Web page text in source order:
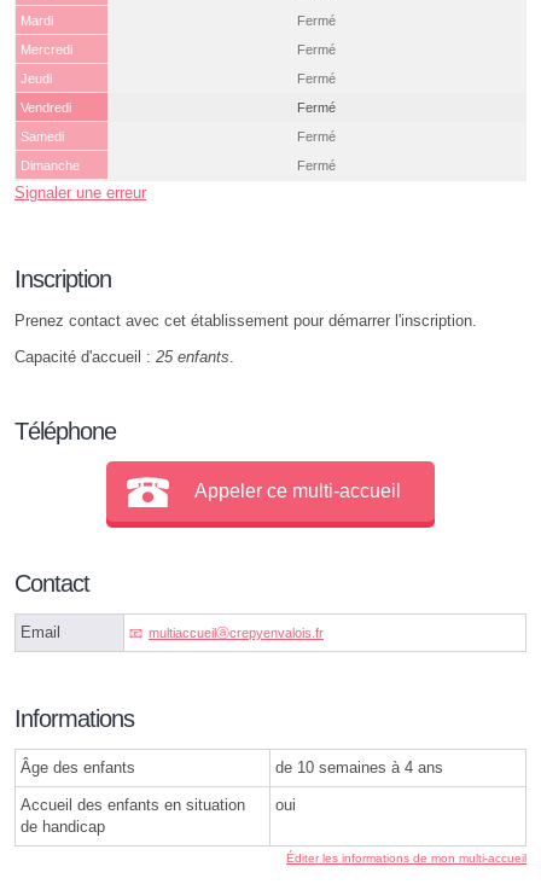
Mardi
Fermé
Mercredi
Fermé
Jeudi
Fermé
Vendredi
Fermé
Samedi
Fermé
Dimanche
Fermé
Signaler une erreur
Inscription
Prenez contact avec cet établissement pour démarrer l'inscription.
Capacité d'accueil : 25 enfants
Téléphone
Appeler ce multi-accueil
Contact
Email multiaccueilⓐcrepyenvalois.fr
Informations
Âge des enfants de 10 semaines à 4 ans
Accueil des enfants en situation
de handicap
oui
Éditer les informations de mon multi-accueil